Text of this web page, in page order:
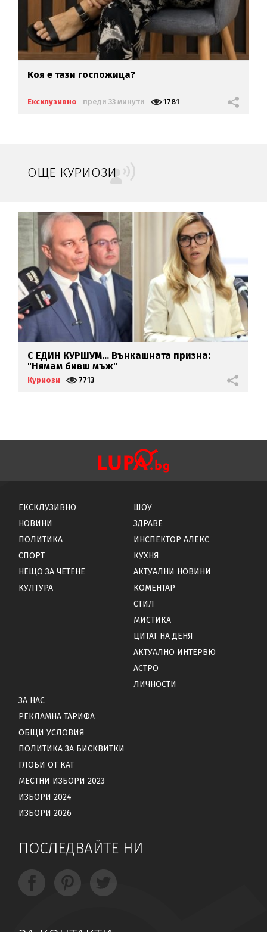
Коя е тази госпожица?
Ексклузивно преди 33 минути 1781
ОЩЕ КУРИОЗИ
С ЕДИН КУРШУМ... Вънкашната призна:
"Нямам бивш мъж"
Куриози 7713
ЕКСКЛУЗИВНО
НОВИНИ
ПОЛИТИКА
СПОРТ
НЕЩО ЗА ЧЕТЕНЕ
КУЛТУРА
ШОУ
ЗДРАВЕ
ИНСПЕКТОР АЛЕКС
КУХНЯ
АКТУАЛНИ НОВИНИ
КОМЕНТАР
СТИЛ
МИСТИКА
ЦИТАТ НА ДЕНЯ
АКТУАЛНО ИНТЕРВЮ
АСТРО
ЛИЧНОСТИ
ЗА НАС
РЕКЛАМНА ТАРИФА
ОБЩИ УСЛОВИЯ
ПОЛИТИКА ЗА БИСКВИТКИ
ГЛОБИ ОТ КАТ
МЕСТНИ ИЗБОРИ 2023
ИЗБОРИ 2024
ИЗБОРИ 2026
ПОСЛЕДВАЙТЕ НИ